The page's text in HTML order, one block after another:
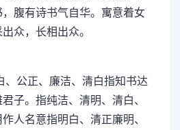
腹有诗书气自华。寓意着女
众，长相出众。
、公正、廉洁、清白指知书达
子。指纯洁、清明、清白、
人名意指明白、清正廉明、